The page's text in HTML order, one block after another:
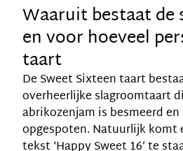
Waaruit bestaat de
en voor hoeveel
taart
De Sweet Sixteen taart
overheerlijke slagroomtaart
abrikozenjam is besmeerd
opgespoten. Natuurlijk komt